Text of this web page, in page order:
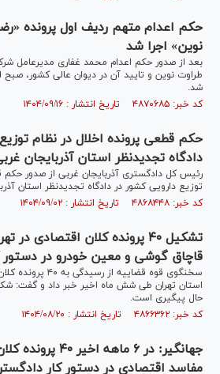
حکم اعدام متهم ردیف اول پرونده
نوین» اجرا شد
بعد از صدور حکم اعدام محمد غفاری مدیرعامل
طراوت نوین و تایید آن در دیوان عالی کشور، صبح
شد.
کد خبر: ۴۸۷۰۶۸۵ تاریخ انتشار : ۱۴۰۴/۰۹/۱۶
حکم قطعی پرونده اخلال در نظام
دادگاه تجدیدنظر استان آذربایجان
رئیس کل دادگستری آذربایجان غربی از صدور حکم
توزیع دارویی کشور در دادگاه تجدیدنظر استان
کد خبر: ۴۸۶۸۴۴۸ تاریخ انتشار : ۱۴۰۴/۰۹/۰۲
تشکیل ۴۰ پرونده کلان اقتصادی
قاچاق گوشی و معین خودرو در دستور
سخنگوی قوه قضاییه
حال پیگیری است.
کد خبر: ۴۸۶۶۳۶۲ تاریخ انتشار : ۱۴۰۴/۰۸/۲۰
جهانگیر: در ۶ ماهه
مفاسد اقتصادی در دستور کار